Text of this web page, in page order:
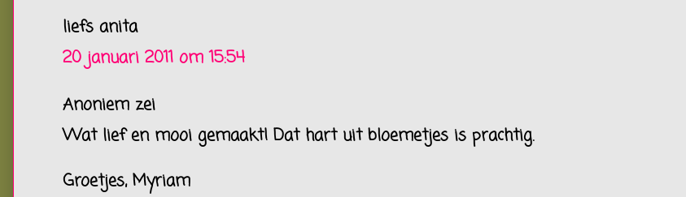
liefs anita
20 januari 2011 om 15:54
Anoniem zei
Wat lief en mooi gemaakt! Dat hart uit bloemetjes is prachtig.
Groetjes, Myriam